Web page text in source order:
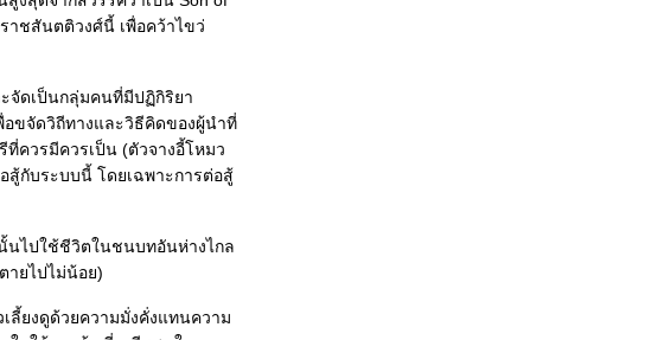
าชสันตติวงศ์นี้ เพื่อคว้าไขว่
จัดเป็นกลุ่มคนที่มีปฏิกิริยา
ขจัดวิถีทางและวิธีคิดของผู้นำที่
ที่ควรมีควรเป็น (ตัวจางอี้โหมว
กับระบบนี้ โดยเฉพาะการต่อสู้
นไปใช้ชีวิตในชนบทอันห่างไกล
ายไปไม่น้อย)
ลี้ยงดูด้วยความมั่งคั่งแทนความ